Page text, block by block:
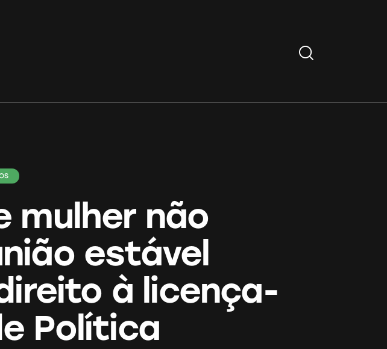
Search
mulher não
estável
à licença-
Política